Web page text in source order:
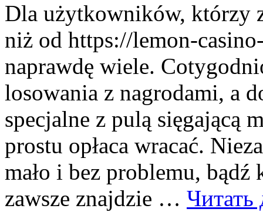
Dla użytkowników, którzy
niż od https://lemon-
naprawdę wiele.
losowania z nagrodami, a
specjalne z pulą sięgającą
prostu opłaca wracać.
mało i bez problemu,
zawsze znajdzie … Читать